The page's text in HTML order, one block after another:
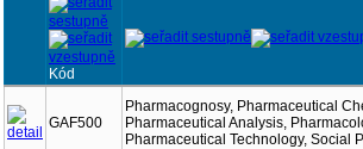
Kód
GAF500
Pharmacognosy, Pharmaceutical
Pharmaceutical Analysis,
Pharmaceutical Technology, Social